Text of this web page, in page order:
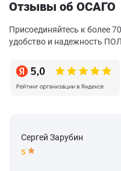
Отзывы об ОСАГО
Присоединяйтесь к более
удобство и надежность
Сергей Зарубин
5